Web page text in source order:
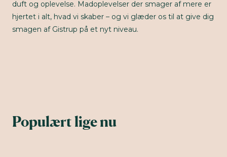
duft og oplevelse. Madoplevelser der smager af mere er
hjertet i alt, hvad vi skaber – og vi glæder os til at give dig
smagen af Gistrup på et nyt niveau.
Populært lige nu